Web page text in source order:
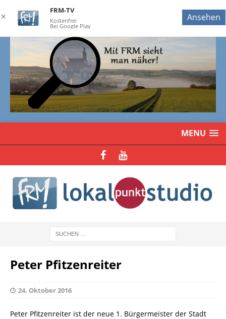
MENU
Peter Pfitzenreiter
24. Oktober 2016
Peter Pfitzenreiter ist der neue 1. Bürgermeister der Stadt
✕
FRM-TV
Kostenfrei
Bei Google Play
Ansehen